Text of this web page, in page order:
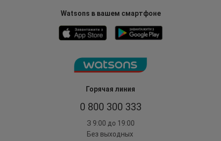
Горячая линия
0 800 300 333
З 9:00 до 19:00
Без выходных
Watsons в вашем смартфоне